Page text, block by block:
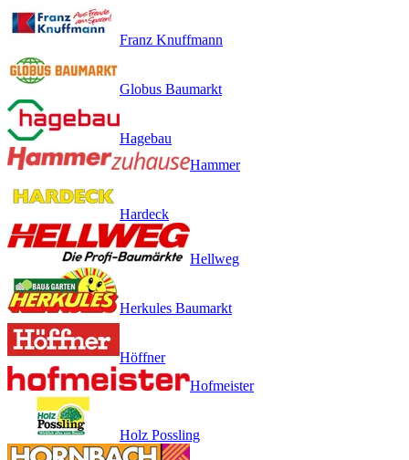
Franz Knuffmann
Globus Baumarkt
Hagebau
Hammer
Hardeck
Hellweg
Herkules Baumarkt
Höffner
Hofmeister
Holz Possling